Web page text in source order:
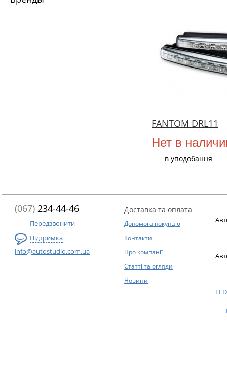
FANTOM DRL11
Нет в
в уподобання
(067) 234-44-46
Передзвонити
Підтримка
info@autostudio.com.ua
Доставка та оплата
Допомога покупцю
Контакти
Про компанії
Статті та огляди
Новини